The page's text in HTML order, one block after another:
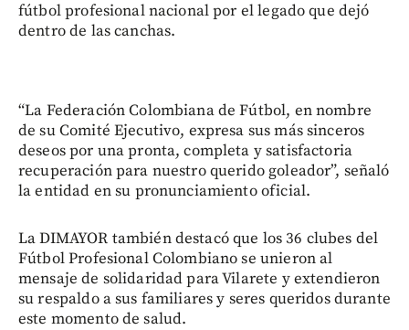
fútbol profesional nacional por el legado que dejó
dentro de las canchas.
“La Federación Colombiana de Fútbol, en nombre
de su Comité Ejecutivo, expresa sus más sinceros
deseos por una pronta, completa y satisfactoria
recuperación para nuestro querido goleador”, señaló
la entidad en su pronunciamiento oficial.
La DIMAYOR también destacó que los 36 clubes del
Fútbol Profesional Colombiano se unieron al
mensaje de solidaridad para Vilarete y extendieron
su respaldo a sus familiares y seres queridos durante
este momento de salud.